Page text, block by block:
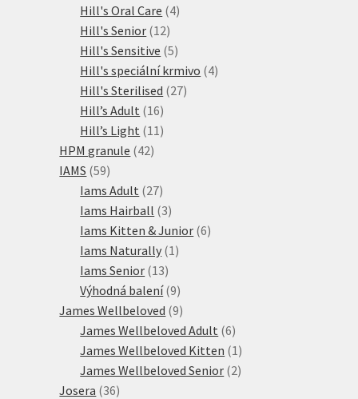
produkty
Hill's Oral Care 44
Hill's Senior 1212
produktů
Hill's Sensitive 55
produktů
Hill's speciální krmivo 44
Hill's Sterilised 2727
Hill’s Adult 1616
produktů
Hill’s Light 11 11
HPM granule 4242
IAMS 5959
produktů
Iams Adult 2727
produktů
Iams Hairball 33
produkty
Iams Kitten & Junior 66
Iams Naturally 1 1
Iams Senior 1313
produktů
Výhodná balení 99
produktů
James Wellbeloved 99
produktů
James Wellbeloved Adult 66
produktů
James Wellbeloved Kitten 1 1
produkt
James Wellbeloved Senior 22
Josera 3636